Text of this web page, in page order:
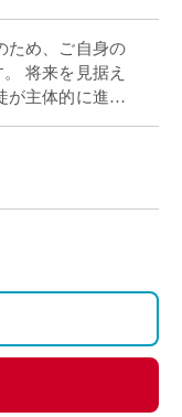
ため、ご自身の
将来を見据え
が主体的に進路